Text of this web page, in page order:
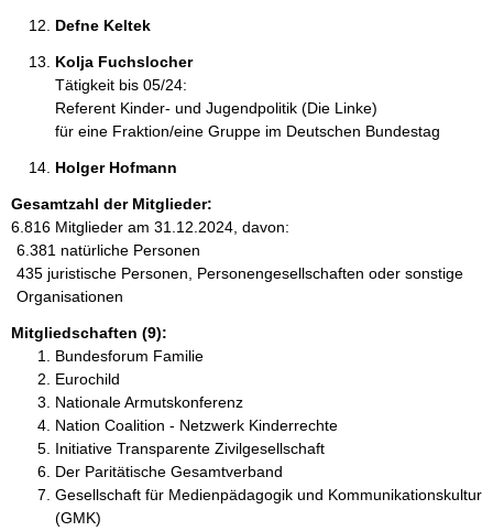
Defne Keltek
Kolja Fuchslocher
Tätigkeit bis 05/24:
Referent Kinder- und Jugendpolitik (Die Linke)
für eine Fraktion/eine Gruppe im Deutschen Bundestag
Holger Hofmann
Gesamtzahl der Mitglieder:
6.816 Mitglieder am 31.12.2024, davon:
6.381 natürliche Personen
435 juristische Personen, Personengesellschaften oder sonstige
Organisationen
Mitgliedschaften (9):
Bundesforum Familie
Eurochild
Nationale Armutskonferenz
Nation Coalition - Netzwerk Kinderrechte
Initiative Transparente Zivilgesellschaft
Der Paritätische Gesamtverband
Gesellschaft für Medienpädagogik und Kommunikationskultur
(GMK)